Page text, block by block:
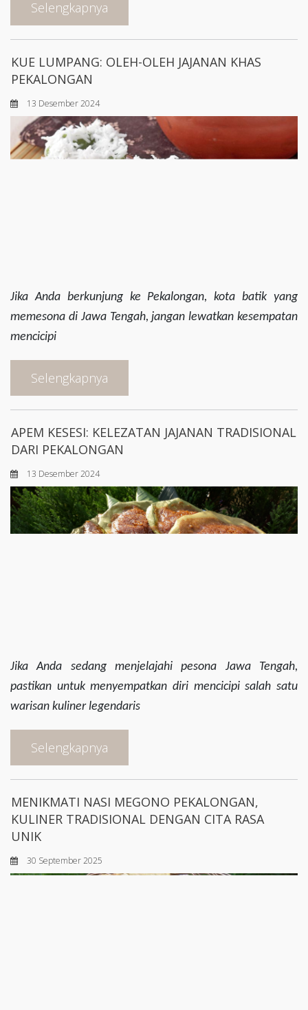
Selengkapnya
KUE LUMPANG: OLEH-OLEH JAJANAN KHAS
PEKALONGAN
13 Desember 2024
Jika Anda berkunjung ke Pekalongan, kota batik yang
memesona di Jawa Tengah, jangan lewatkan kesempatan
mencicipi
Selengkapnya
APEM KESESI: KELEZATAN JAJANAN TRADISIONAL
DARI PEKALONGAN
13 Desember 2024
Jika Anda sedang menjelajahi pesona Jawa Tengah,
pastikan untuk menyempatkan diri mencicipi salah satu
warisan kuliner legendaris
Selengkapnya
MENIKMATI NASI MEGONO PEKALONGAN,
KULINER TRADISIONAL DENGAN CITA RASA
UNIK
30 September 2025